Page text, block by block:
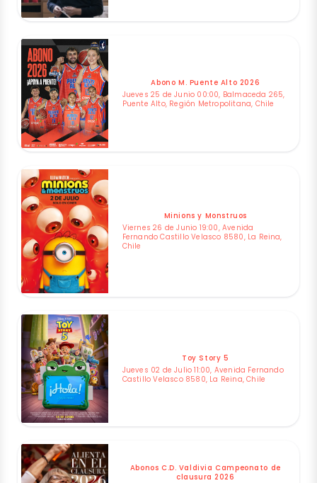
Abono M. Puente Alto 2026
Jueves 25 de Junio 00:00, Balmaceda 265,
Puente Alto, Región Metropolitana, Chile
Minions y Monstruos
Viernes 26 de Junio 19:00, Avenida
Fernando Castillo Velasco 8580, La Reina,
Chile
Toy Story 5
Jueves 02 de Julio 11:00, Avenida Fernando
Castillo Velasco 8580, La Reina, Chile
Abonos C.D. Valdivia Campeonato de
clausura 2026